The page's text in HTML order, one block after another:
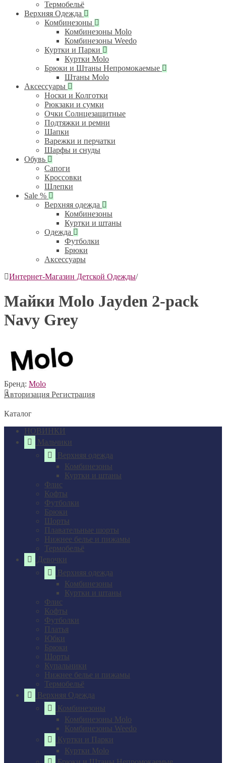
Термобельё
Верхняя Одежда
Комбинезоны
Комбинезоны Molo
Комбинезоны Weedo
Куртки и Парки
Куртки Molo
Брюки и Штаны Непромокаемые
Штаны Molo
Аксессуары
Носки и Колготки
Рюкзаки и сумки
Очки Солнцезащитные
Подтяжки и ремни
Шапки
Варежки и перчатки
Шарфы и снуды
Обувь
Сапоги
Кроссовки
Шлепки
Sale %
Верхняя одежда
Комбинезоны
Куртки и штаны
Одежда
Футболки
Брюки
Аксессуары
Интернет-Магазин Детской Одежды/
Майки Molo Jayden 2-pack
Navy Grey
Бренд: Molo
Авторизация Регистрация
Каталог
НОВИНКИ
Мальчики
Верхняя одежда
Комбинезоны
Куртки и штаны
Флис
Кофты
Футболки
Брюки
Шорты
Плавательные шорты
Нижнее белье и пижамы
Термобельё
Девочки
Верхняя одежда
Комбинезоны
Куртки и штаны
Флис
Кофты
Футболки
Платья
Юбки
Брюки
Шорты
Купальники
Нижнее белье и пижамы
Термобельё
Верхняя Одежда
Комбинезоны
Комбинезоны Molo
Комбинезоны Weedo
Куртки и Парки
Куртки Molo